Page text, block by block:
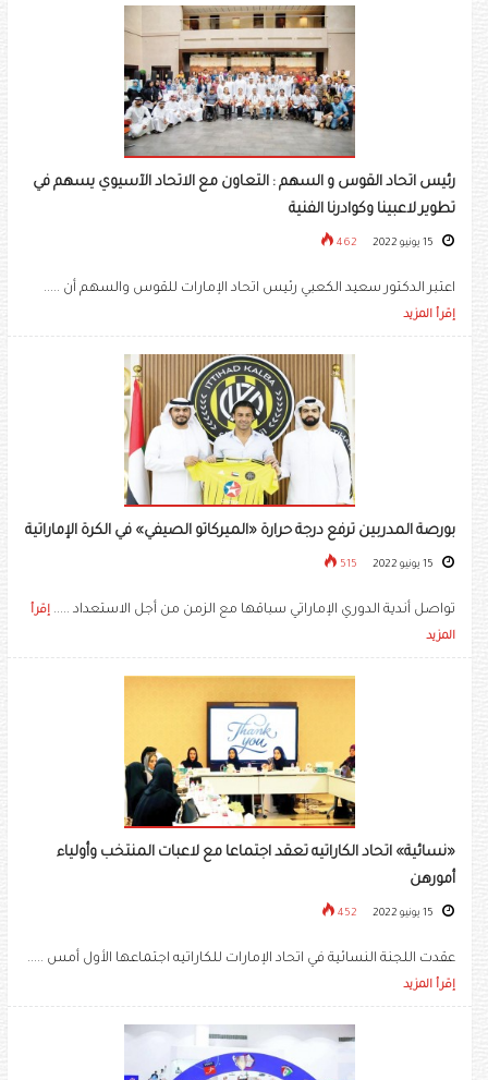
رئيس اتحاد القوس و السهم : التعاون مع الاتحاد الآسيوي يسهم في
تطوير لاعبينا وكوادرنا الفنية
462
اعتبر الدكتور سعيد الكعبي رئيس اتحاد الإمارات للقوس والسهم أن .....
إقرأ المزيد
بورصة المدربين ترفع درجة حرارة «الميركاتو الصيفي» في الكرة الإماراتية
515
تواصل أندية الدوري الإماراتي سباقها مع الزمن من أجل الاستعداد ..... إقرأ
المزيد
«نسائية» اتحاد الكاراتيه تعقد اجتماعا مع لاعبات المنتخب وأولياء
أمورهن
452
عقدت اللجنة النسائية في اتحاد الإمارات للكاراتيه اجتماعها الأول أمس .....
إقرأ المزيد